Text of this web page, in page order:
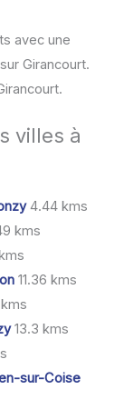
avec une
Girancourt.
villes à
4.44 kms
kms
11.36 kms
13.3 kms
sur-Coise